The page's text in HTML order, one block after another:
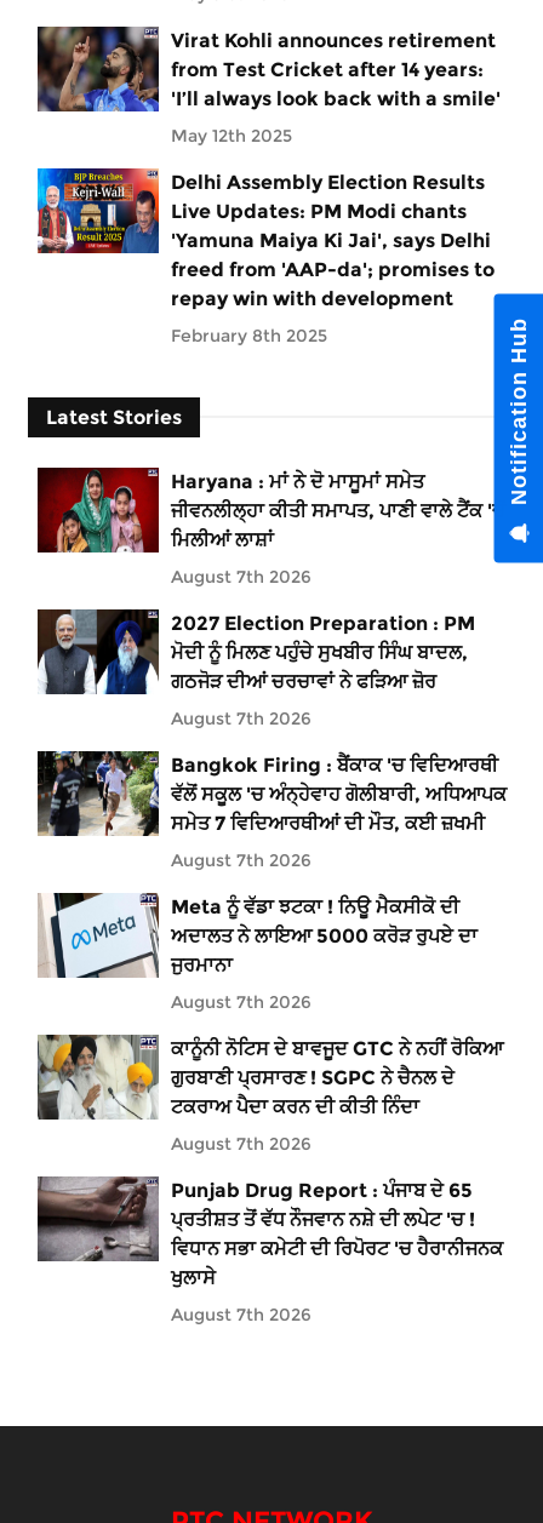
Virat Kohli announces retirement
from Test Cricket after 14 years:
'I’ll always look back with a smile'
May 12th 2025
Delhi Assembly Election Results
Live Updates: PM Modi chants
'Yamuna Maiya Ki Jai', says Delhi
freed from 'AAP-da'; promises to
repay win with development
February 8th 2025
Latest Stories
Haryana : ਮਾਂ ਨੇ ਦੋ ਮਾਸੂਮਾਂ ਸਮੇਤ
ਜੀਵਨਲੀਲ੍ਹਾ ਕੀਤੀ ਸਮਾਪਤ, ਪਾਣੀ ਵਾਲੇ ਟੈਂਕ 'ਚੋਂ
ਮਿਲੀਆਂ ਲਾਸ਼ਾਂ
August 7th 2026
2027 Election Preparation : PM
ਮੋਦੀ ਨੂੰ ਮਿਲਣ ਪਹੁੰਚੇ ਸੁਖਬੀਰ ਸਿੰਘ ਬਾਦਲ,
ਗਠਜੋੜ ਦੀਆਂ ਚਰਚਾਵਾਂ ਨੇ ਫੜਿਆ ਜ਼ੋਰ
August 7th 2026
Bangkok Firing : ਬੈਂਕਾਕ 'ਚ ਵਿਦਿਆਰਥੀ
ਵੱਲੋਂ ਸਕੂਲ 'ਚ ਅੰਨ੍ਹੇਵਾਹ ਗੋਲੀਬਾਰੀ, ਅਧਿਆਪਕ
ਸਮੇਤ 7 ਵਿਦਿਆਰਥੀਆਂ ਦੀ ਮੌਤ, ਕਈ ਜ਼ਖਮੀ
August 7th 2026
Meta ਨੂੰ ਵੱਡਾ ਝਟਕਾ ! ਨਿਊ ਮੈਕਸੀਕੋ ਦੀ
ਅਦਾਲਤ ਨੇ ਲਾਇਆ 5000 ਕਰੋੜ ਰੁਪਏ ਦਾ
ਜੁਰਮਾਨਾ
August 7th 2026
ਕਾਨੂੰਨੀ ਨੋਟਿਸ ਦੇ ਬਾਵਜੂਦ GTC ਨੇ ਨਹੀਂ ਰੋਕਿਆ
ਗੁਰਬਾਣੀ ਪ੍ਰਸਾਰਣ ! SGPC ਨੇ ਚੈਨਲ ਦੇ
ਟਕਰਾਅ ਪੈਦਾ ਕਰਨ ਦੀ ਕੀਤੀ ਨਿੰਦਾ
August 7th 2026
Punjab Drug Report : ਪੰਜਾਬ ਦੇ 65
ਪ੍ਰਤੀਸ਼ਤ ਤੋਂ ਵੱਧ ਨੌਜਵਾਨ ਨਸ਼ੇ ਦੀ ਲਪੇਟ 'ਚ !
ਵਿਧਾਨ ਸਭਾ ਕਮੇਟੀ ਦੀ ਰਿਪੋਰਟ 'ਚ ਹੈਰਾਨੀਜਨਕ
ਖੁਲਾਸੇ
August 7th 2026
Notification Hub